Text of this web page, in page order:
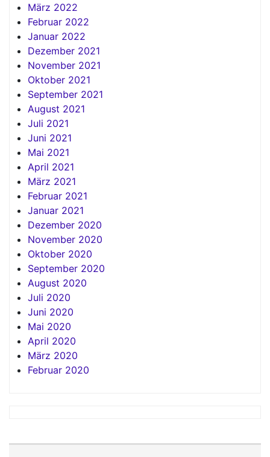
März 2022
Februar 2022
Januar 2022
Dezember 2021
November 2021
Oktober 2021
September 2021
August 2021
Juli 2021
Juni 2021
Mai 2021
April 2021
März 2021
Februar 2021
Januar 2021
Dezember 2020
November 2020
Oktober 2020
September 2020
August 2020
Juli 2020
Juni 2020
Mai 2020
April 2020
März 2020
Februar 2020